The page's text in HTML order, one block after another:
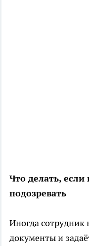
Что делать,
подозревать
Иногда сотрудник
документы и